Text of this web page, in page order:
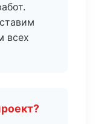
всех